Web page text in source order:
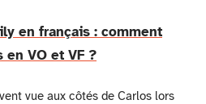
en français : comment
en VO et VF ?
vue aux côtés de Carlos lors